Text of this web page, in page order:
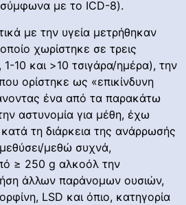
με το ICD-8).
με την υγεία μετρήθηκαν
χωρίστηκε σε τρεις
10 και >10 τσιγάρα/ημέρα), την
ορίστηκε ως «επικίνδυνη
ένα από τα παρακάτω
αστυνομία για μέθη, έχω
τη διάρκεια της ανάρρωσής
μεθώ συχνά,
≥ 250 g αλκοόλ την
άλλων παράνομων ουσιών,
LSD και όπιο, κατηγορία